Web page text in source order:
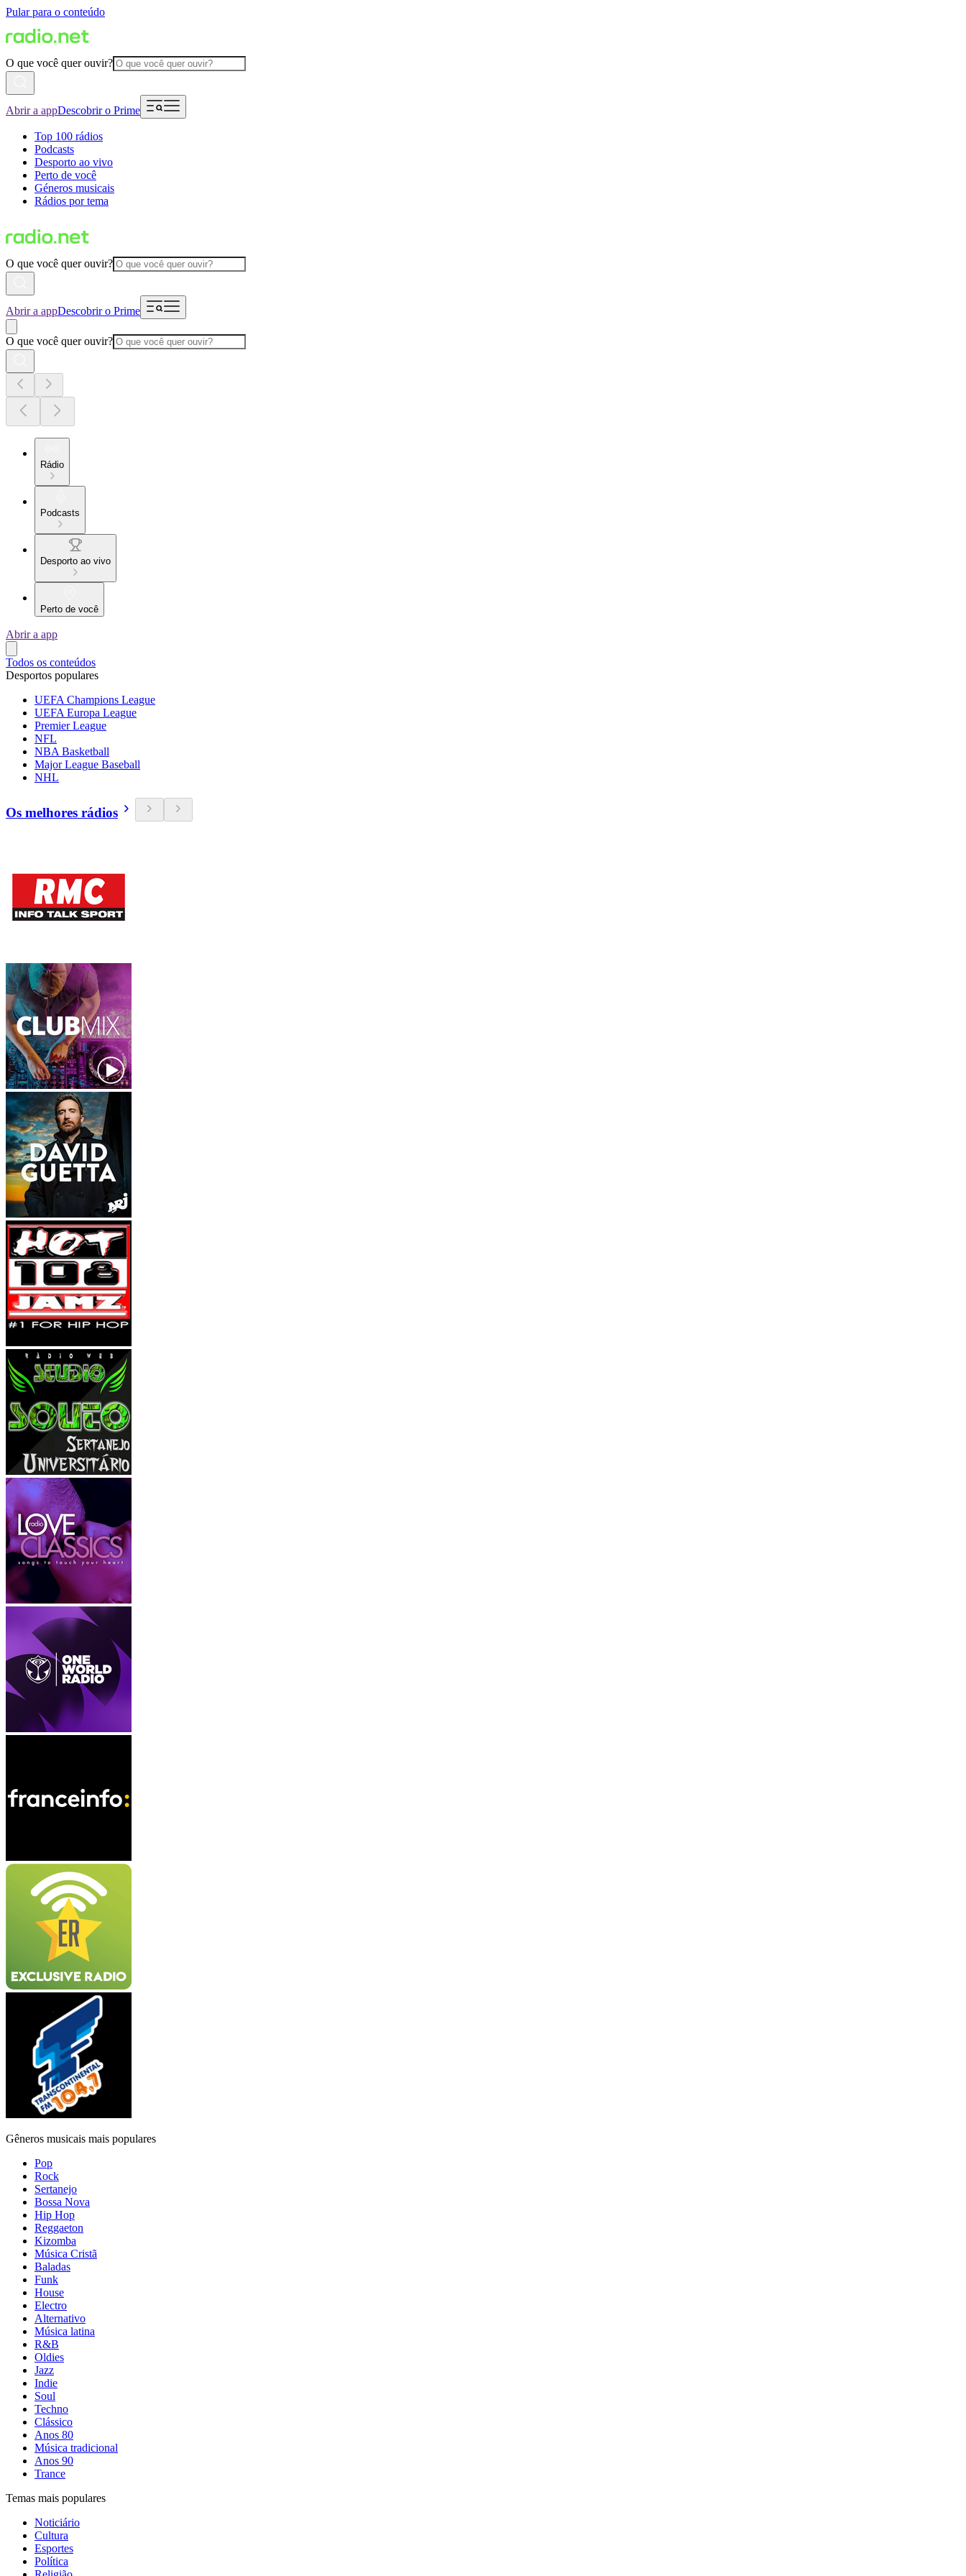
Pular para o conteúdo
O que você quer ouvir?
Abrir a appDescobrir o Prime
Top 100 rádios
Podcasts
Desporto ao vivo
Perto de você
Géneros musicais
Rádios por tema
O que você quer ouvir?
Abrir a appDescobrir o Prime
O que você quer ouvir?
Rádio
Podcasts
Desporto ao vivo
Perto de você
Abrir a app
Todos os conteúdos
Desportos populares
UEFA Champions League
UEFA Europa League
Premier League
NFL
NBA Basketball
Major League Baseball
NHL
Os melhores rádios
Gêneros musicais mais populares
Pop
Rock
Sertanejo
Bossa Nova
Hip Hop
Reggaeton
Kizomba
Música Cristã
Baladas
Funk
House
Electro
Alternativo
Música latina
R&B
Oldies
Jazz
Indie
Soul
Techno
Clássico
Anos 80
Música tradicional
Anos 90
Trance
Temas mais populares
Noticiário
Cultura
Esportes
Política